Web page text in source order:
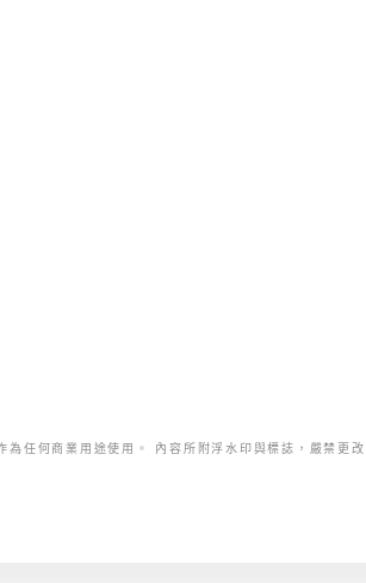
任何商業用途使用。 內容所附浮水印與標誌，嚴禁更改